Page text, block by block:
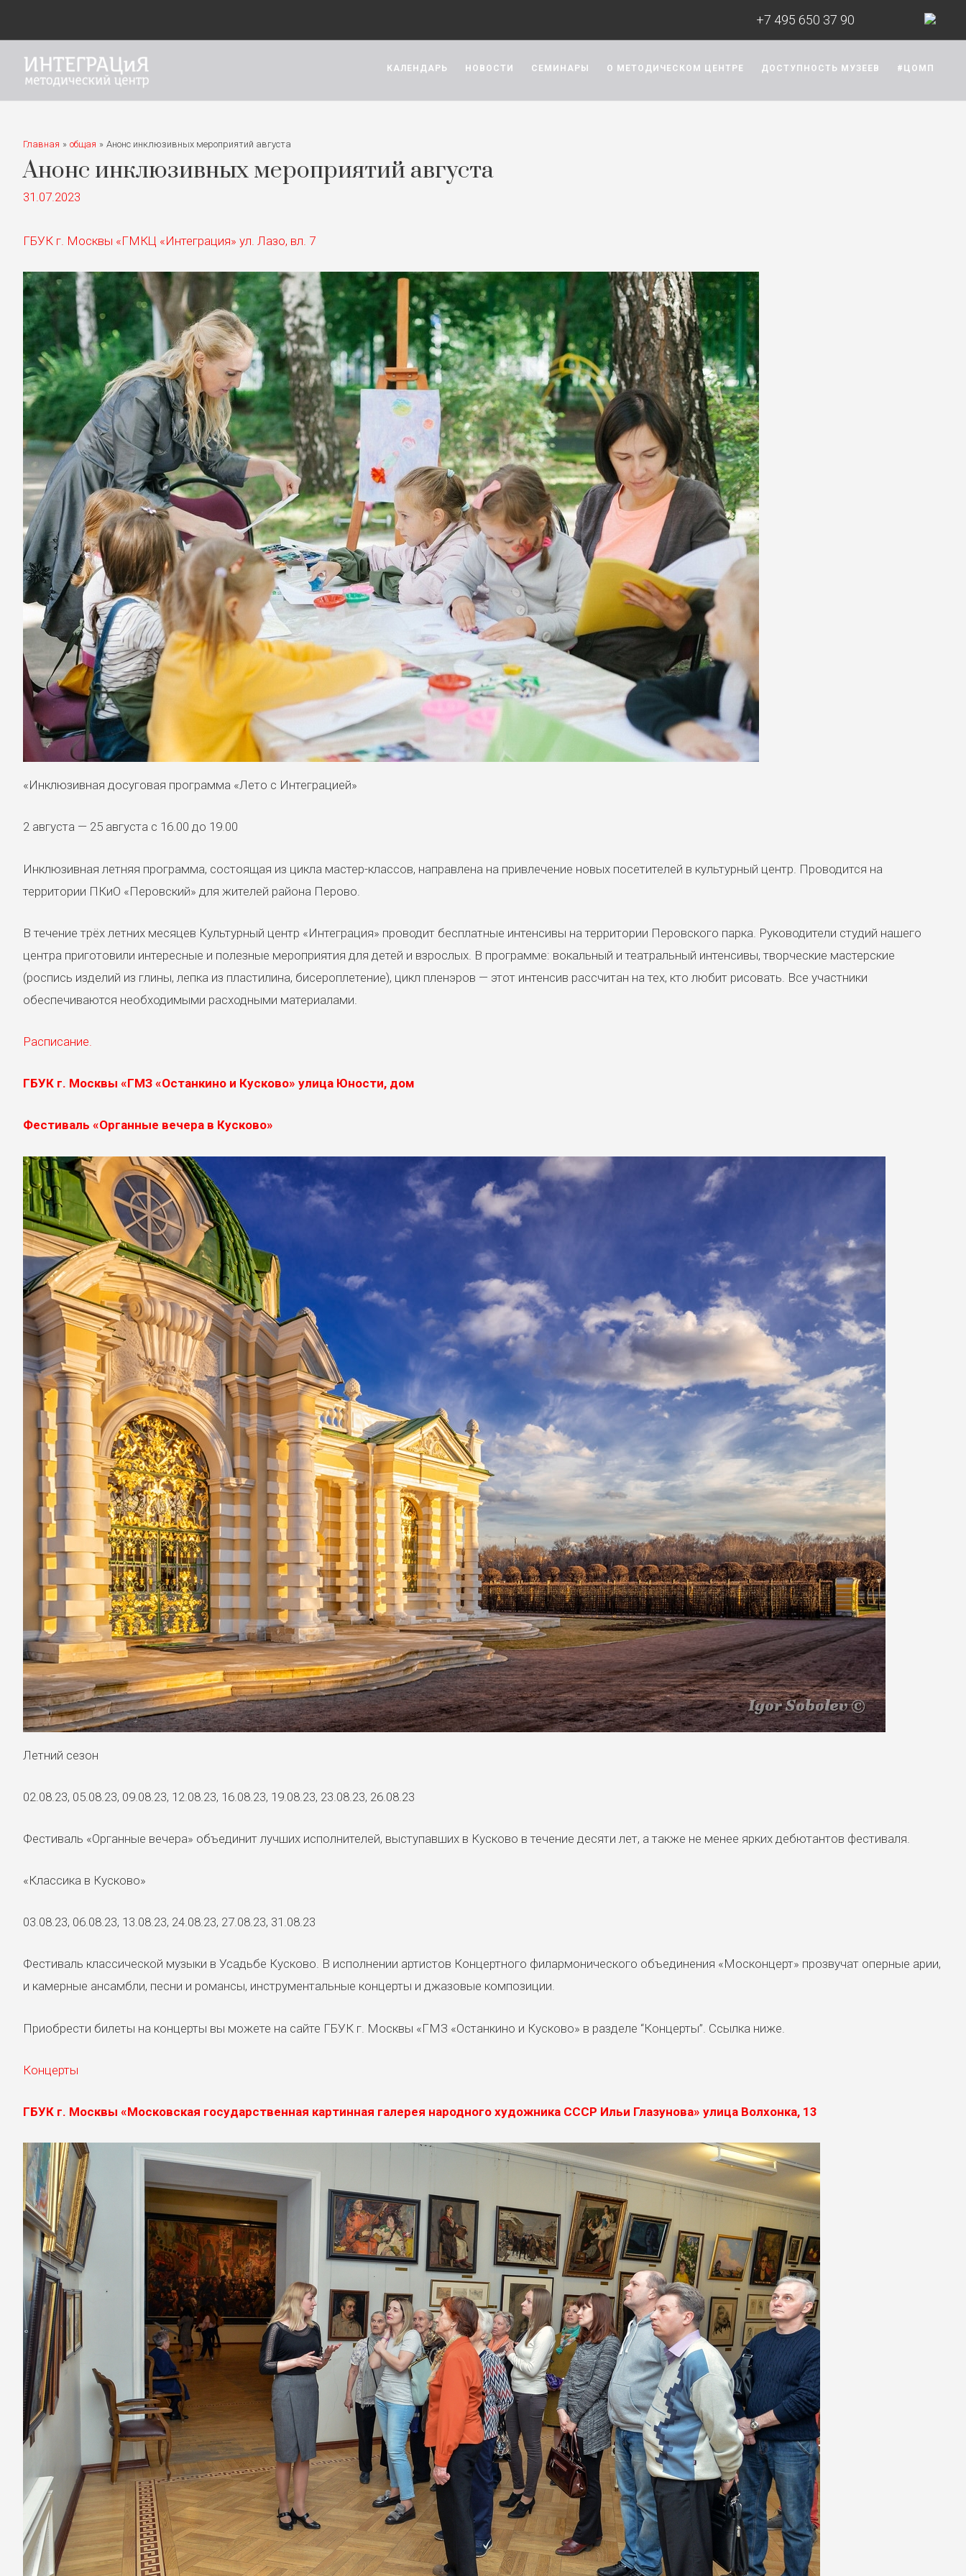
+7 495 650 37 90
КАЛЕНДАРЬ НОВОСТИ СЕМИНАРЫ О МЕТОДИЧЕСКОМ ЦЕНТРЕ ДОСТУПНОСТЬ МУЗЕЕВ #ЦОМП
Главная общая Анонс инклюзивных мероприятий августа
Анонс инклюзивных мероприятий августа
31.07.2023
ГБУК г. Москвы «ГМКЦ «Интеграция» ул. Лазо, вл. 7
«Инклюзивная досуговая программа «Лето с Интеграцией»
2 августа — 25 августа с 16.00 до 19.00
Инклюзивная летняя программа, состоящая из цикла мастер-классов, направлена на привлечение новых посетителей в культурный центр. Проводится на
территории ПКиО «Перовский» для жителей района Перово.
В течение трёх летних месяцев Культурный центр «Интеграция» проводит бесплатные интенсивы на территории Перовского парка. Руководители студий нашего
центра приготовили интересные и полезные мероприятия для детей и взрослых. В программе: вокальный и театральный интенсивы, творческие мастерские
(роспись изделий из глины, лепка из пластилина, бисероплетение), цикл пленэров — этот интенсив рассчитан на тех, кто любит рисовать. Все участники
обеспечиваются необходимыми расходными материалами.
Расписание.
ГБУК г. Москвы «ГМЗ «Останкино и Кусково» улица Юности, дом
Фестиваль «Органные вечера в Кусково»
Летний сезон
02.08.23, 05.08.23, 09.08.23, 12.08.23, 16.08.23, 19.08.23, 23.08.23, 26.08.23
Фестиваль «Органные вечера» объединит лучших исполнителей, выступавших в Кусково в течение десяти лет, а также не менее ярких дебютантов фестиваля.
«Классика в Кусково»
03.08.23, 06.08.23, 13.08.23, 24.08.23, 27.08.23, 31.08.23
Фестиваль классической музыки в Усадьбе Кусково. В исполнении артистов Концертного филармонического объединения «Москонцерт» прозвучат оперные арии,
и камерные ансамбли, песни и романсы, инструментальные концерты и джазовые композиции.
Приобрести билеты на концерты вы можете на сайте ГБУК г. Москвы «ГМЗ «Останкино и Кусково» в разделе “Концерты”. Ссылка ниже.
Концерты
ГБУК г. Москвы «Московская государственная картинная галерея народного художника СССР Ильи Глазунова» улица Волхонка, 13